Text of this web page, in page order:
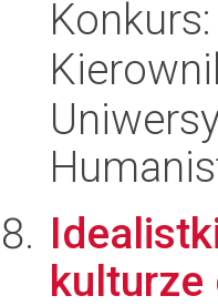
Konkurs:
kulturze